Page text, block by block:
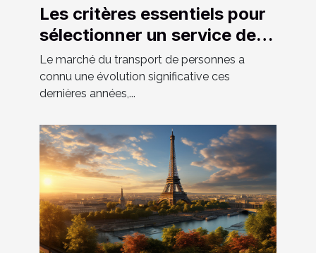
Les critères essentiels pour
sélectionner un service de
VTC fiable et confortable
Le marché du transport de personnes a
connu une évolution significative ces
dernières années,...